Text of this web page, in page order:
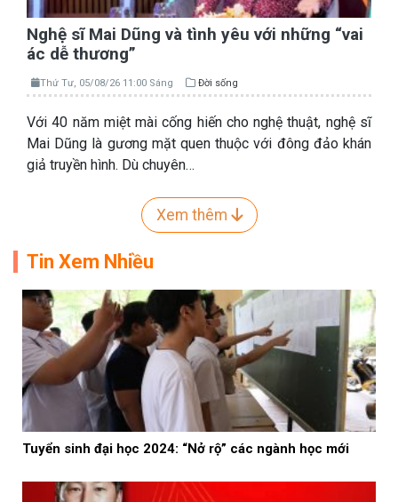
Nghệ sĩ Mai Dũng và tình yêu với những “vai
ác dễ thương”
Thứ Tư, 05/08/26 11:00 Sáng Đời sống
Với 40 năm miệt mài cống hiến cho nghệ thuật, nghệ sĩ
Mai Dũng là gương mặt quen thuộc với đông đảo khán
giả truyền hình. Dù chuyên…
Xem thêm
Tin Xem Nhiều
Tuyển sinh đại học 2024: “Nở rộ” các ngành học mới